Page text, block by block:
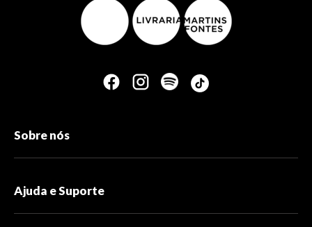
Sobre nós
Ajuda e Suporte